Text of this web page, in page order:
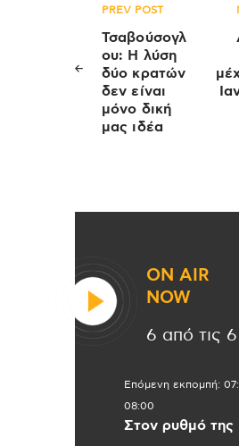
Πλοήγηση
άρθρων
PREV POST
Τσαβούσογλ
ου: Η λύση
δύο κρατών
δεν είναι
μόνο δική
μας ιδέα
ON AIR
NOW
6 από τις 6
Επόμενη εκπομπή:
08:00
Στον ρυθμό της